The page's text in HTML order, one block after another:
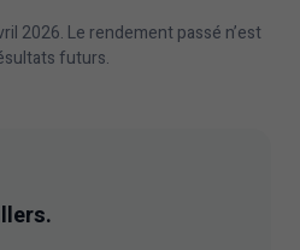
2026. Le rendement passé n’est
futurs.